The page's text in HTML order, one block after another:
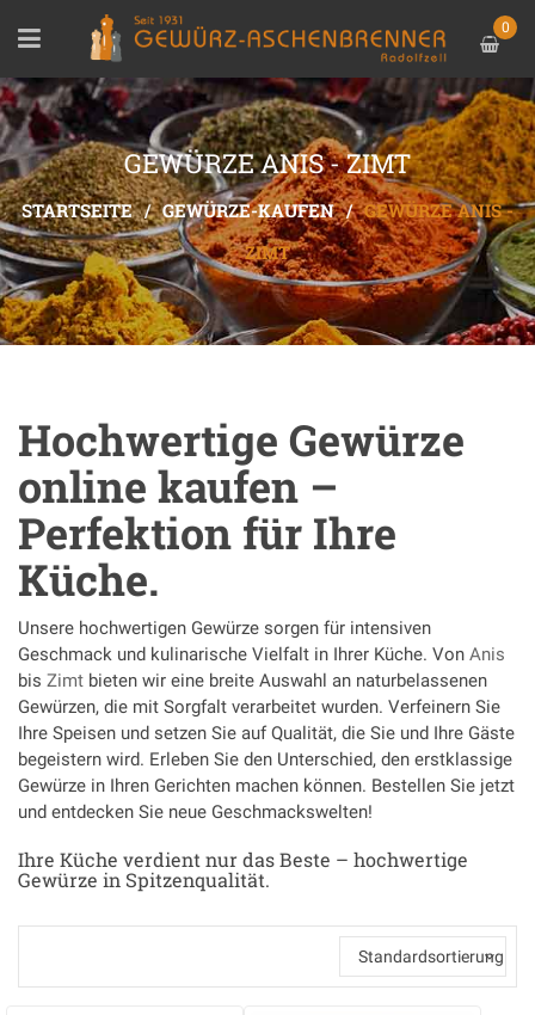
0
GEWÜRZE ANIS - ZIMT
STARTSEITE / GEWÜRZE-KAUFEN / GEWÜRZE ANIS -
ZIMT
Hochwertige Gewürze
online kaufen –
Perfektion für Ihre
Küche.
Unsere hochwertigen Gewürze sorgen für intensiven
Geschmack und kulinarische Vielfalt in Ihrer Küche. Von Anis
bis Zimt bieten wir eine breite Auswahl an naturbelassenen
Gewürzen, die mit Sorgfalt verarbeitet wurden. Verfeinern Sie
Ihre Speisen und setzen Sie auf Qualität, die Sie und Ihre Gäste
begeistern wird. Erleben Sie den Unterschied, den erstklassige
Gewürze in Ihren Gerichten machen können. Bestellen Sie jetzt
und entdecken Sie neue Geschmackswelten!
Ihre Küche verdient nur das Beste – hochwertige
Gewürze in Spitzenqualität.
Standardsortierung